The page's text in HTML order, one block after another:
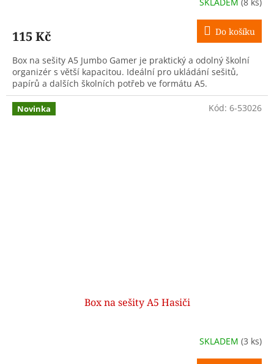
115 Kč Do košíku
Box na sešity A5 Jumbo Gamer je praktický a odolný školní
organizér s větší kapacitou. Ideální pro ukládání sešitů,
papírů a dalších školních potřeb ve formátu A5.
Novinka
Box na sešity A5 Hasiči
SKLADEM (3 ks)
Kód: 6-53026